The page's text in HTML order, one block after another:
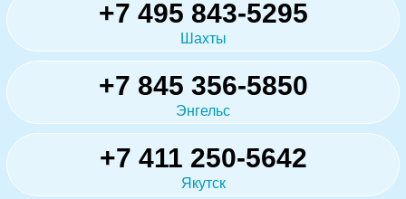
+7 495 843-5295
Шахты
+7 845 356-5850
Энгельс
+7 411 250-5642
Якутск